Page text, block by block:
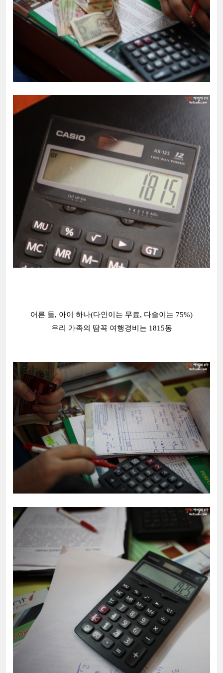
어른 둘, 아이 하나(다인이는 무료, 다솔이는 75%)
우리 가족의 땀꼭 여행경비는 1815동